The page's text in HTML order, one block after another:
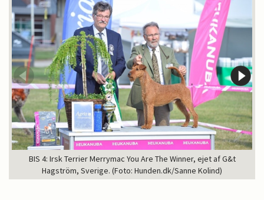
BIS 4: Irsk Terrier Merrymac You Are The Winner, ejet af G&t
Hagström, Sverige. (Foto: Hunden.dk/Sanne Kolind)